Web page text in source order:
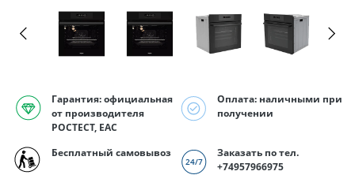
Гарантия: официальная
от производителя
РОСТЕСТ, EAC
Оплата: наличными при
получении
Бесплатный самовывоз
Заказать по тел.
+74957966975